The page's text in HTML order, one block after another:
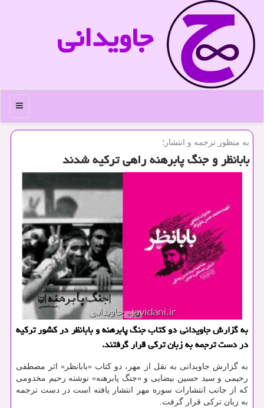
جاویدانی
منو
به منظور ترجمه و انتشار؛
بابانظر و جنگ پابرهنه راهی تركیه شدند
به گزارش جاویدانی دو كتاب جنگ پابرهنه و بابانظر در كشور تركیه
در دست ترجمه به زبان تركی قرار گرفتند.
به گزارش جاویدانی به نقل از مهر، دو کتاب «بابانظر» اثر مصطفی
رحیمی و سید حسین بیضایی و «جنگ پابرهنه» نوشته رحیم مخدومی
که از جانب انتشارات سوره مهر انتشار یافته است در دست ترجمه
به زبان ترکی قرار گرفت.